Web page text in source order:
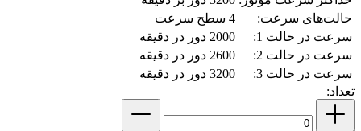
حالت‌های سرعت:
4 سطح سرعت
سرعت در حالت 1:
2000 دور در دقیقه
سرعت در حالت 2:
2600 دور در دقیقه
سرعت در حالت 3:
3200 دور در دقیقه
تعداد: